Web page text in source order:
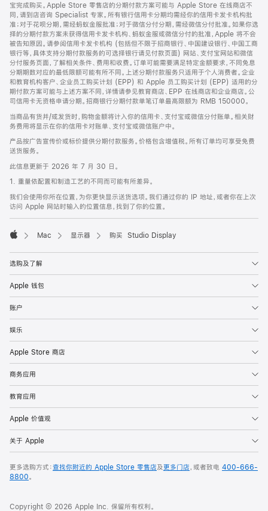
宝完成购买。Apple Store 零售店的分期付款方案可能与 Apple Store 在线商店不
同，请到店咨询 Specialist 专家。所有银行信用卡分期均需经你的信用卡发卡机构批
准；对于花呗分期，需经蚂蚁金服批准；对于微信分付分期，需经微信分付批准。如果你选
择的分期付款方案未获得信用卡发卡机构、蚂蚁金服或微信分付的批准，Apple 将不会
被告知原因。请参阅信用卡发卡机构 (包括但不限于招商银行、中国建设银行、中国工商
银行等，具体支持分期付款服务的可选择银行请见付款页面) 网站、支付宝网站和微信
分付服务页面，了解相关条件、费用和收费。订单可能需要满足特定金额要求，不同免息
分期期数对应的最低限额可能有所不同。上述分期付款服务只适用于个人消费者。企业
和教育机构客户、企业员工购买计划 (EPP) 和 Apple 员工购买计划 (EPP) 适用的分
期付款方案可能与上述方案不同，详情请参见教育商店、EPP 在线商店和企业商店。公
司信用卡无资格申请分期。招商银行分期付款单笔订单最高限额为 RMB 150000。
当商品有货并/或发货时，购物金额将计入你的信用卡、支付宝或微信分付账单。相关财
务费用将显示在你的信用卡对账单、支付宝或微信账户中。
产品按广告宣传价或标价提供分期付款服务。价格包含增值税。所有订单均可享受免费
送货服务。
此信息更新于 2026 年 7 月 30 日。
1. 重量依配置和制造工艺的不同而可能有所差异。
我们会使用你所在位置，为你更快显示送货选项。我们通过你的 IP 地址，或者你在上次
访问 Apple 网站时输入的位置信息，找到了你的位置。
Mac 显示器 购买 Studio Display
选购及了解
Apple 钱包
账户
娱乐
Apple Store 商店
商务应用
教育应用
Apple 价值观
关于 Apple
更多选购方式：查找你附近的 Apple Store 零售店及更多门店，或者致电 400-666-
8800。
Copyright © 2026 Apple Inc. 保留所有权利。